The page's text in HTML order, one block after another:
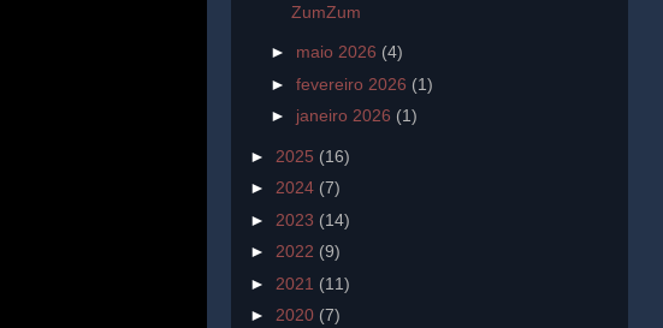
ZumZum
► maio 2026 (4)
► fevereiro 2026 (1)
► janeiro 2026 (1)
► 2025 (16)
► 2024 (7)
► 2023 (14)
► 2022 (9)
► 2021 (11)
► 2020 (7)